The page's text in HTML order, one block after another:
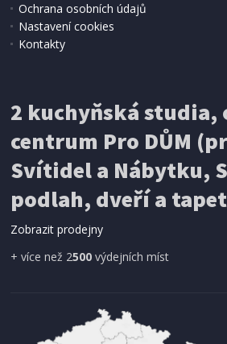
199 Kč
SÍŤ PROTI HMYZU
ProGarden KO-CY5910600 Síť
dveří magnetická 210 x 100 cm
Ochrana osobních údajů
Nastavení cookies
Kontakty
2 kuchyňská studia,
centrum Pro DŮM
Svítidel a Nábytku,
podlah, dveří a
Zobrazit prodejny
+ více než 2500 výdejních míst